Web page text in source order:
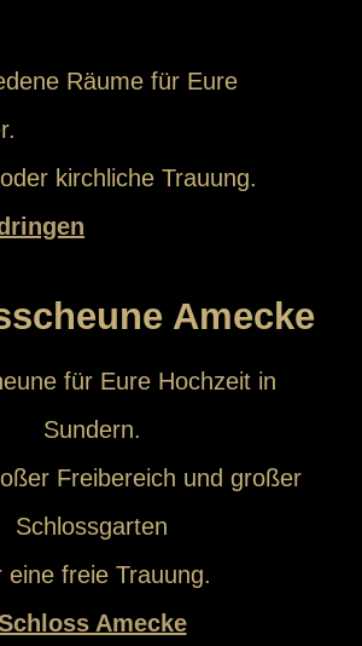
Räume für Eure
kirchliche Trauung.
Amecke
für Eure Hochzeit in
Sundern.
Freibereich und großer
Schlossgarten
eine freie Trauung.
Amecke